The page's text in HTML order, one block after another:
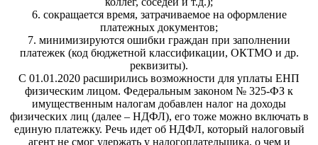
6. сокращается время, затрачиваемое на оформление
платежных документов;
7. минимизируются ошибки граждан при заполнении
платежек (код бюджетной классификации, ОКТМО и др.
реквизиты).
С 01.01.2020 расширились возможности для уплаты ЕНП
физическим лицом. Федеральным законом № 325-ФЗ к
имущественным налогам добавлен налог на доходы
физических лиц (далее – НДФЛ), его тоже можно включать в
единую платежку. Речь идет об НДФЛ, который налоговый
агент не смог удержать у налогоплательщика, о чем и